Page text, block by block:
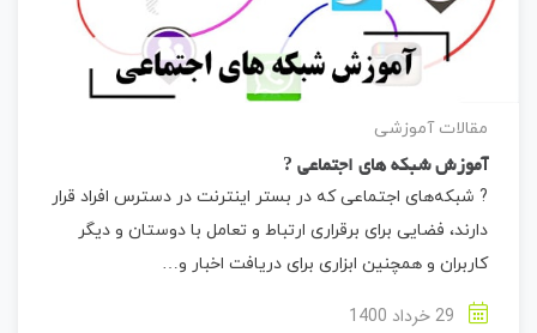
مقالات آموزشی
آموزش شبکه های اجتماعی ?
? شبکه‌های اجتماعی که در بستر اینترنت در دسترس افراد قرار
دارند، فضایی برای برقراری ارتباط و تعامل با دوستان و دیگر
کاربران و همچنین ابزاری برای دریافت اخبار و…